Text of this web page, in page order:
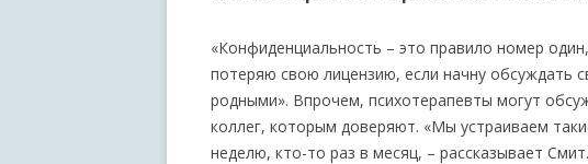
«Конфиденциальность – это правило номер
потеряю свою лицензию, если начну обсуждать
родными». Впрочем, психотерапевты могут
коллег, которым доверяют. «Мы устраиваем
неделю, кто-то раз в месяц, – рассказывает